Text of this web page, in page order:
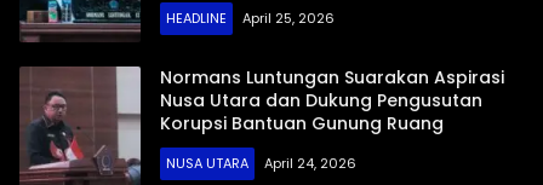
HEADLINE April 25, 2026
Normans Luntungan Suarakan Aspirasi
Nusa Utara dan Dukung Pengusutan
Korupsi Bantuan Gunung Ruang
NUSA UTARA April 24, 2026